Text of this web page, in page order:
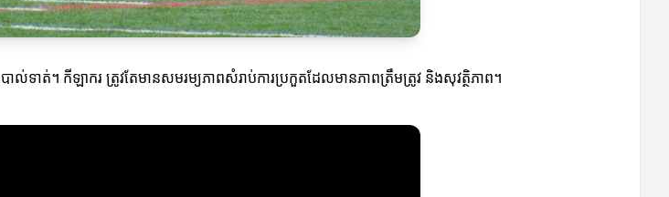
ាត់។ កីឡាករ ត្រូវតែមានសមរម្យភាពសំរាប់ការប្រកួតដែលមានភាពត្រឹមត្រូវ និងសុវត្ថិភាព។